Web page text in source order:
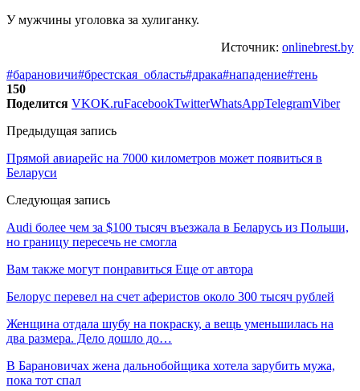
У мужчины уголовка за хулиганку.
Источник: onlinebrest.by
#барановичи#брестская_область#драка#нападение#тень
150
Поделится VKOK.ruFacebookTwitterWhatsAppTelegramViber
Предыдущая запись
Прямой авиарейс на 7000 километров может появиться в
Беларуси
Следующая запись
Audi более чем за $100 тысяч въезжала в Беларусь из Польши,
но границу пересечь не смогла
Вам также могут понравиться Еще от автора
Белорус перевел на счет аферистов около 300 тысяч рублей
Женщина отдала шубу на покраску, а вещь уменьшилась на
два размера. Дело дошло до…
В Барановичах жена дальнобойщика хотела зарубить мужа,
пока тот спал